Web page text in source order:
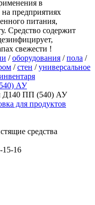
в
предприятиях
питания,
Средство содержит
свежести !
/оборудования /пола /
/стен /универсальное
АУ
Д140 ПП (540) АУ
для продуктов
средства
15-16